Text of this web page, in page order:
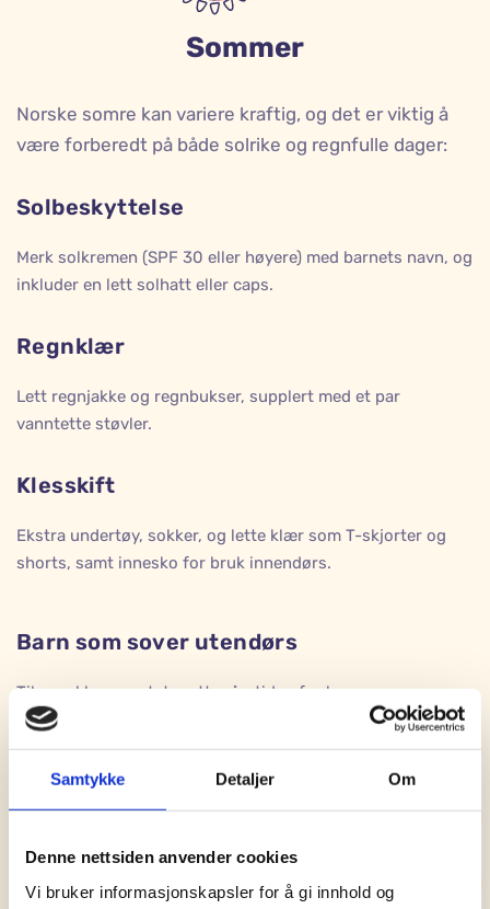
Samtykke Detaljer Om
Denne nettsiden anvender cookies
Vi bruker informasjonskapsler for å gi innhold og
Sommer
Norske somre kan variere kraftig, og det er viktig å
være forberedt på både solrike og regnfulle dager:
Solbeskyttelse
Merk solkremen (SPF 30 eller høyere) med barnets navn, og
inkluder en lett solhatt eller caps.
Regnklær
Lett regnjakke og regnbukser, supplert med et par
vanntette støvler.
Klesskift
Ekstra undertøy, sokker, og lette klær som T-skjorter og
shorts, samt innesko for bruk innendørs.
Barn som sover utendørs
Tilpass klær og utstyr etter årstiden for barn som sover
utendørs.
Vogn og vognpose (til årstiden) eller teppe
Myggnetting